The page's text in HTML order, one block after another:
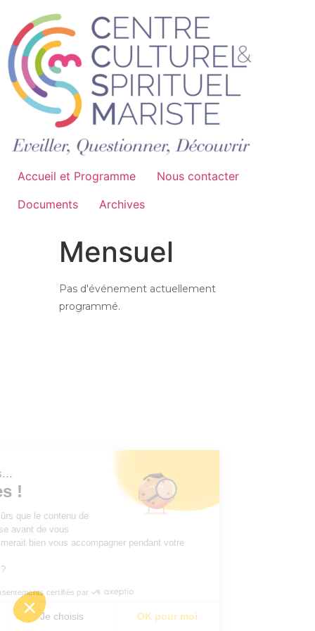
contenu
Accueil et Programme
Nous contacter
Documents
Archives
Mensuel
Pas d'événement actuellement
programmé.
nous...
!
sûrs que le contenu de
avant de vous
on aimerait bien vous accompagner pendant votre
vous ?
Consentements certifiés par
Je choisis OK pour moi